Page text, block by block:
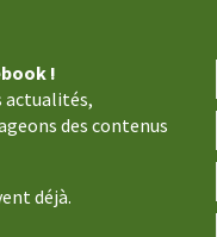
!
actualités,
des contenus
déjà.